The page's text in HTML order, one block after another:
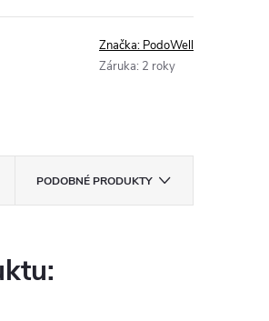
Značka: PodoWell
Záruka: 2 roky
PODOBNÉ PRODUKTY